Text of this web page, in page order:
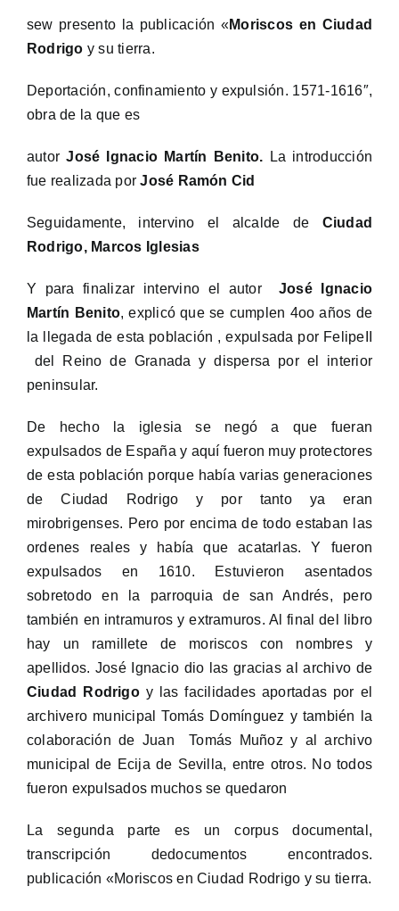
sew presento la publicación « Moriscos en Ciudad
Rodrigo y su tierra.
Deportación, confinamiento y expulsión. 1571-1616″,
obra de la que es
autorJosé Ignacio Martín Benito. La introducción
fue realizada porJosé Ramón Cid
Seguidamente, intervino el alcalde de Ciudad
Rodrigo, Marcos Iglesias
Y para finalizar intervino el autor José Ignacio
Martín Benito, explicó que se cumplen 4oo años de
la llegada de esta población , expulsada por FelipeII
del Reino de Granada y dispersa por el interior
peninsular.
De hecho la iglesia se negó a que fueran
expulsados de España y aquí fueron muy protectores
de esta población porque había varias generaciones
de Ciudad Rodrigo y por tanto ya eran
mirobrigenses. Pero por encima de todo estaban las
ordenes reales y había que acatarlas. Y fueron
expulsados en 1610. Estuvieron asentados
sobretodo en la parroquia de san Andrés, pero
también en intramuros y extramuros. Al final del libro
hay un ramillete de moriscos con nombres y
apellidos. José Ignacio dio las gracias al archivo de
Ciudad Rodrigoy las facilidades aportadas por el
archivero municipal Tomás Domínguez y también la
colaboración de Juan Tomás Muñoz y al archivo
municipal de Ecija de Sevilla, entre otros. No todos
fueron expulsados muchos se quedaron
La segunda parte es un corpus documental,
transcripción dedocumentos encontrados.
publicación «Moriscos en Ciudad Rodrigo y su tierra.